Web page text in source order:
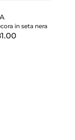
in seta nera